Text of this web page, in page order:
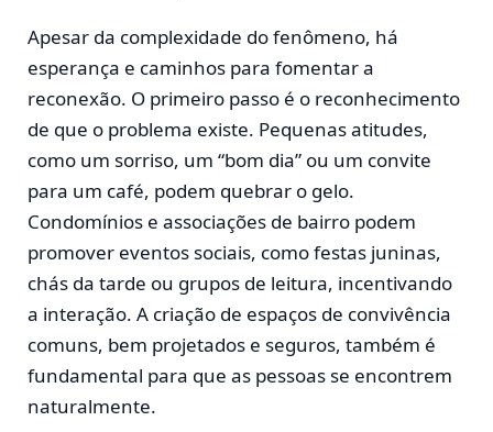
Apesar da complexidade do fenômeno, há
esperança e caminhos para fomentar a
reconexão. O primeiro passo é o reconhecimento
de que o problema existe. Pequenas atitudes,
como um sorriso, um “bom dia” ou um convite
para um café, podem quebrar o gelo.
Condomínios e associações de bairro podem
promover eventos sociais, como festas juninas,
chás da tarde ou grupos de leitura, incentivando
a interação. A criação de espaços de convivência
comuns, bem projetados e seguros, também é
fundamental para que as pessoas se encontrem
naturalmente.